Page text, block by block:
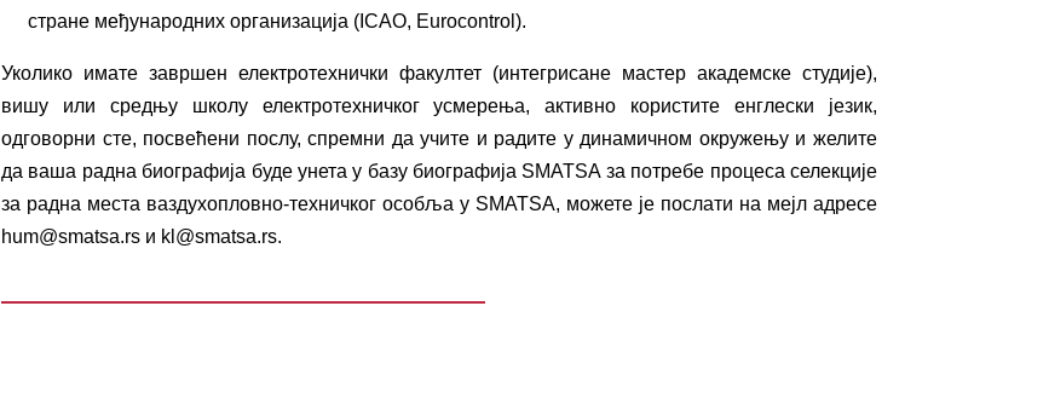
стране међународних организација (ICAO, Eurocontrol).
Уколико имате завршен електротехнички факултет (интегрисане мастер академске студије),
вишу или средњу школу електротехничког усмерења, активно користите енглески језик,
одговорни сте, посвећени послу, спремни да учите и радите у динамичном окружењу и желите
да ваша радна биографија буде унета у базу биографија SMATSA за потребе процеса селекције
за радна места ваздухопловно-техничког особља у SMATSA, можете је послати на мејл адресе
hum@smatsa.rs и kl@smatsa.rs.